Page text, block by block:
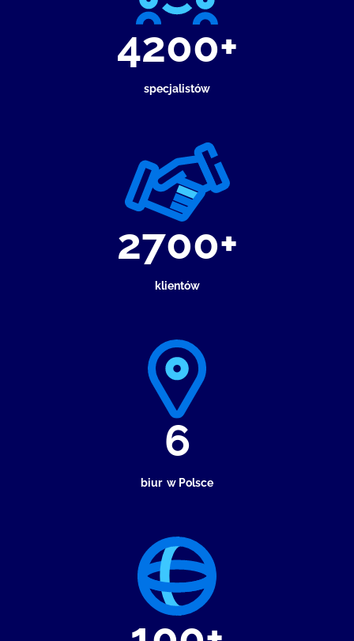
4200+
specjalistów
2700+
klientów
6
biur w Polsce